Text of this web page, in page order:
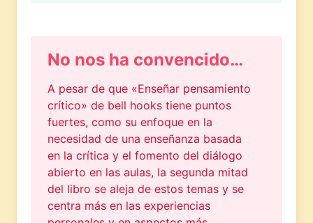
No nos ha convencido…
A pesar de que «Enseñar pensamiento
crítico» de bell hooks tiene puntos
fuertes, como su enfoque en la
necesidad de una enseñanza basada
en la crítica y el fomento del diálogo
abierto en las aulas, la segunda mitad
del libro se aleja de estos temas y se
centra más en las experiencias